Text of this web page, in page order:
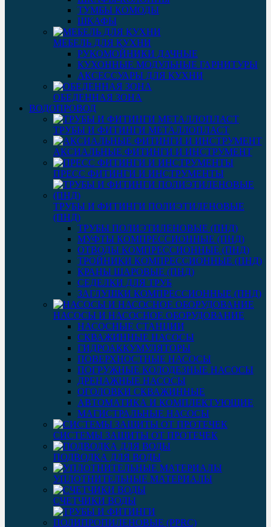
ТУМБЫ КОМОДЫ
ШКАФЫ
МЕБЕЛЬ ДЛЯ КУХНИ
РУКОМОЙНИКИ ДАЧНЫЕ
КУХОННЫЕ МОДУЛЬНЫЕ ГАРНИТУРЫ
АКСЕССУАРЫ ДЛЯ КУХНИ
ОБЕДЕННАЯ ЗОНА
ВОДОПРОВОД
ТРУБЫ И ФИТИНГИ МЕТАЛЛОПЛАСТ
АКСИАЛЬНЫЕ ФИТИНГИ И ИНСТРУМЕНТ
ПРЕСС ФИТИНГИ И ИНСТРУМЕНТЫ
ТРУБЫ И ФИТИНГИ ПОЛИЭТИЛЕНОВЫЕ
(ПНД)
ТРУБЫ ПОЛИЭТИЛЕНОВЫЕ (ПНД)
МУФТЫ КОМПРЕССИОННЫЕ (ПНД)
ОТВОДЫ КОМПРЕССИОННЫЕ (ПНД)
ТРОЙНИКИ КОМПРЕССИОННЫЕ (ПНД)
КРАНЫ ШАРОВЫЕ (ПНД)
СЕДЕЛКИ ДЛЯ ТРУБ
ЗАГЛУШКИ КОМПРЕССИОННЫЕ (ПНД)
НАСОСЫ И НАСОСНОЕ ОБОРУДОВАНИЕ
НАСОСНЫЕ СТАНЦИИ
СКВАЖИННЫЕ НАСОСЫ
ГИДРОАККУМУЛЯТОРЫ
ПОВЕРХНОСТНЫЕ НАСОСЫ
ПОГРУЖНЫЕ КОЛОДЕЗНЫЕ НАСОСЫ
ДРЕНАЖНЫЕ НАСОСЫ
ОГОЛОВКИ СКВАЖИННЫЕ
АВТОМАТИКА И КОМПЛЕКТУЮЩИЕ
МАГИСТРАЛЬНЫЕ НАСОСЫ
СИСТЕМЫ ЗАЩИТЫ ОТ ПРОТЕЧЕК
ПОДВОДКА ДЛЯ ВОДЫ
УПЛОТНИТЕЛЬНЫЕ МАТЕРИАЛЫ
СЧЕТЧИКИ ВОДЫ